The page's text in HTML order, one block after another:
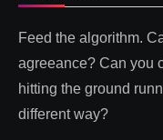
Feed the algorithm.
agreeance? Can you
hitting the ground
different way?